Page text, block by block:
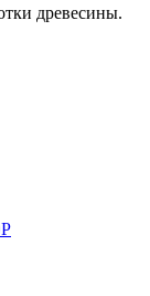
древесины.